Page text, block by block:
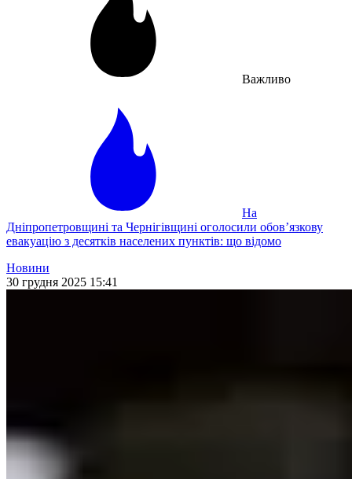
Важливо
На
Дніпропетровщині та Чернігівщині оголосили обовʼязкову
евакуацію з десятків населених пунктів: що відомо
Новини
30 грудня 2025 15:41